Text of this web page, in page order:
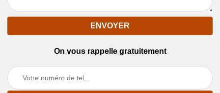
On vous rappelle gratuitement